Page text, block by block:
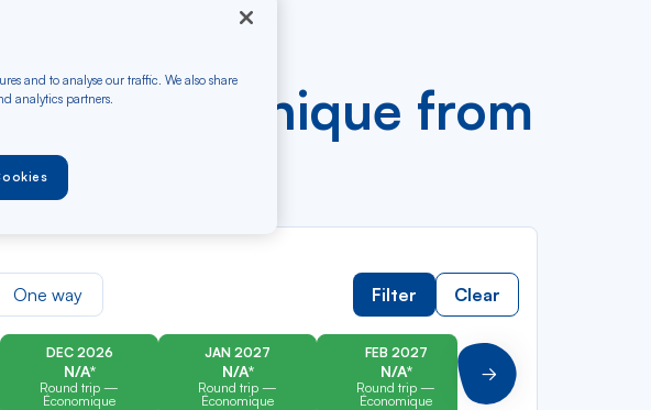
to Martinique from
One way Filter Clear
DEC 2026
N/A*
Round trip —
Économique
JAN 2027
N/A*
Round trip —
Économique
FEB 2027
N/A*
Round trip —
Économique
Round trip —
Suivant
and to analyse our traffic. We also share
analytics partners.